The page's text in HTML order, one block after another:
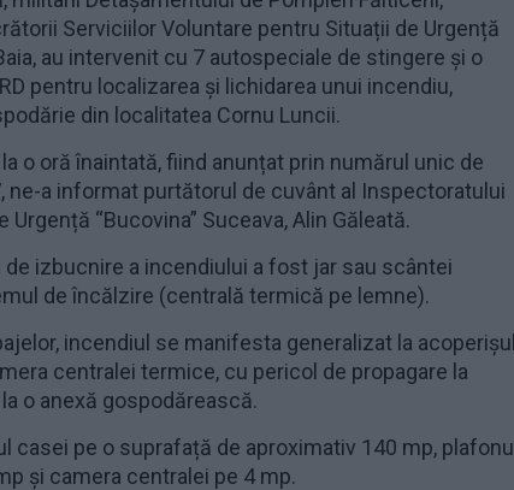
Serviciilor Voluntare pentru Situații de Urgență
au intervenit cu 7 autospeciale de stingere și o
pentru localizarea și lichidarea unui incendiu,
din localitatea Cornu Luncii.
o oră înaintată, fiind anunțat prin numărul unic de
ne-a informat purtătorul de cuvânt al Inspectoratului
Urgență “Bucovina” Suceava, Alin Găleată.
de izbucnire a incendiului a fost jar sau scântei
de încălzire (centrală termică pe lemne).
incendiul se manifesta generalizat la acoperișul
centralei termice, cu pericol de propagare la
o anexă gospodărească.
casei pe o suprafață de aproximativ 140 mp, plafonul
și camera centralei pe 4 mp.